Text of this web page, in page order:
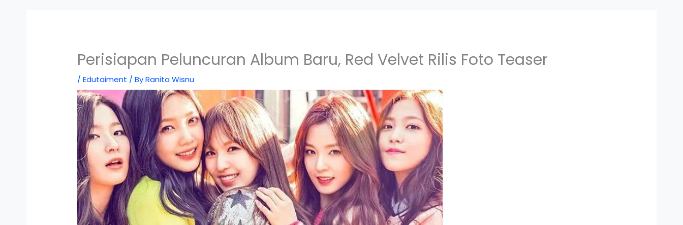
Perisiapan Peluncuran Album Baru, Red Velvet Rilis Foto Teaser
/Edutaiment / ByRanita Wisnu